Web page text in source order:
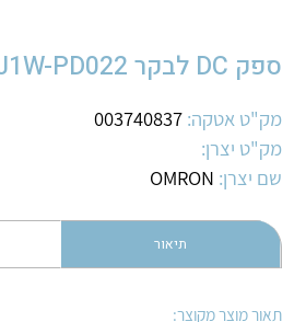
איכות | שרות |
והפצה של מוצרי
מיתוג, בקרה , ואינסטלציה חשמלית ופעילה
חשמל
רובוטיקה ואוטומציה תעשייתית
לכל מוצרי היצרן ספק DC לבקר OM CJ1W-PD022
מק"ט אטקה: 003740837
מק"ט יצרן:
שם יצרן: OMRON
תיאור
תאור מוצר מקוצר: